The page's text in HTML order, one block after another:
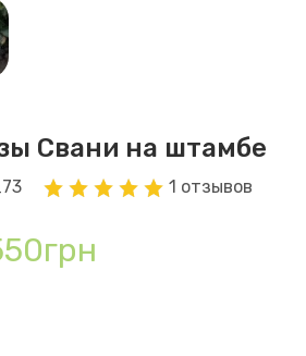
Свани на штамбе
1 отзывов